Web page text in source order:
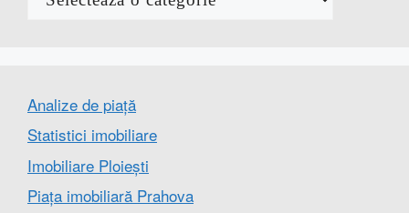
Analize de piață
Statistici imobiliare
Imobiliare Ploiești
Piața imobiliară Prahova